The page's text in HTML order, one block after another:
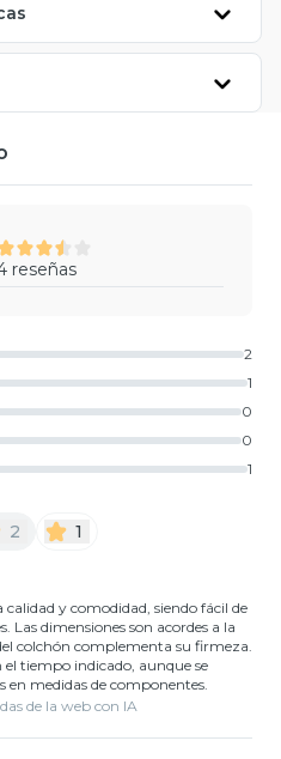
reseñas
2
1
0
0
1
2 1
y comodidad, siendo fácil de
Las dimensiones son acordes a la
colchón complementa su firmeza.
el tiempo indicado, aunque se
medidas de componentes.
de la web con IA